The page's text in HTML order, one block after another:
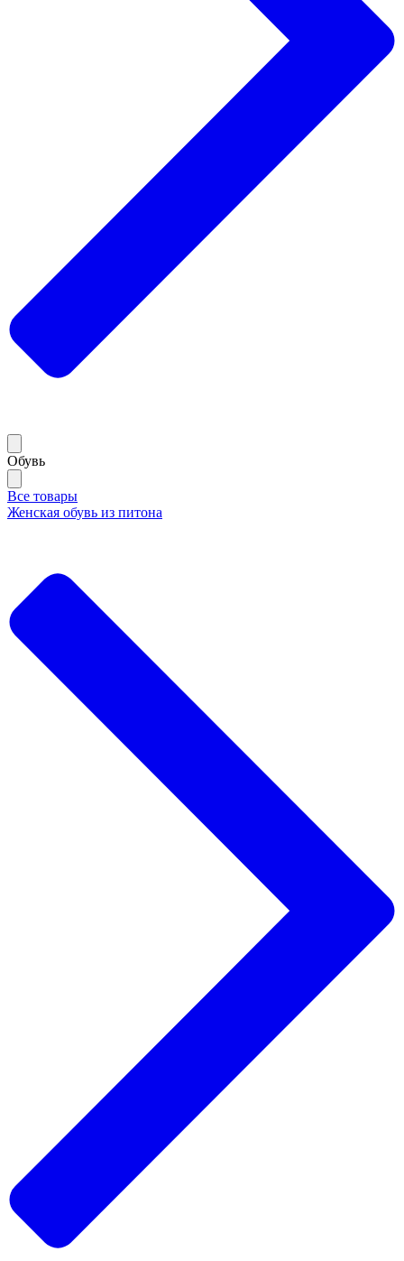
Обувь
Все товары
Женская обувь из питона